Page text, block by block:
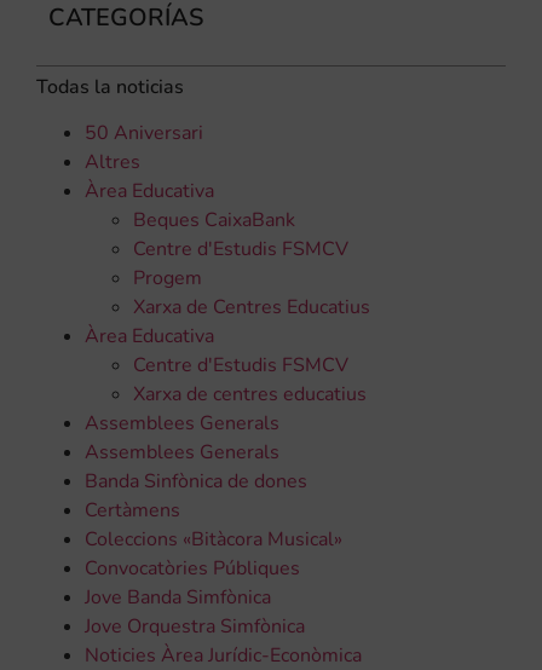
CATEGORÍAS
Todas la noticias
50 Aniversari
Altres
Àrea Educativa
Beques CaixaBank
Centre d'Estudis FSMCV
Progem
Xarxa de Centres Educatius
Àrea Educativa
Centre d'Estudis FSMCV
Xarxa de centres educatius
Assemblees Generals
Assemblees Generals
Banda Sinfònica de dones
Certàmens
Coleccions «Bitàcora Musical»
Convocatòries Públiques
Jove Banda Simfònica
Jove Orquestra Simfònica
Noticies Àrea Jurídic-Econòmica